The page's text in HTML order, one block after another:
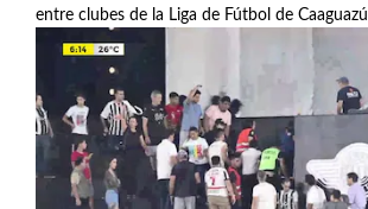
entre clubes de la Liga de Fútbol de Caaguazú
Ver más